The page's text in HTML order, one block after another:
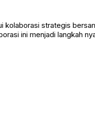
strategis
ini menjadi langkah